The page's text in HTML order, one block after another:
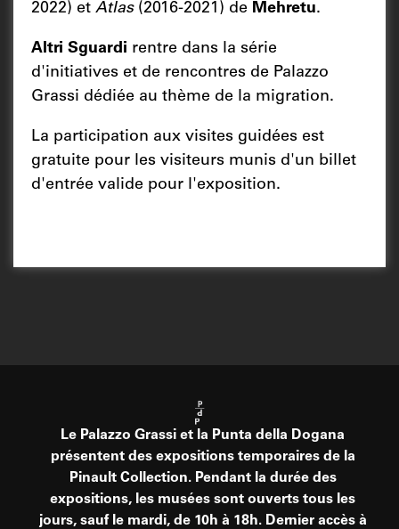
2022) et Atlas (2016-2021) de Mehretu.
Altri Sguardi rentre dans la série
d'initiatives et de rencontres de Palazzo
Grassi dédiée au thème de la migration.
La participation aux visites guidées est
gratuite pour les visiteurs munis d'un billet
d'entrée valide pour l'exposition.
Le Palazzo Grassi et la Punta della Dogana
présentent des expositions temporaires de la
Pinault Collection. Pendant la durée des
expositions, les musées sont ouverts tous les
jours, sauf le mardi, de 10h à 18h. Dernier accès à